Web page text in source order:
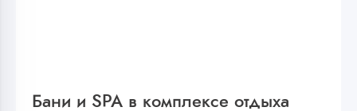
Бани и SPA в комплексе отдыха